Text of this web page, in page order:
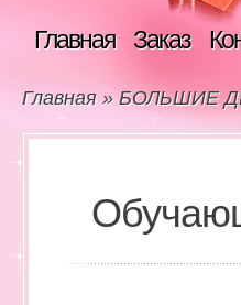
Главная Заказ
Главная » БОЛЬШИЕ